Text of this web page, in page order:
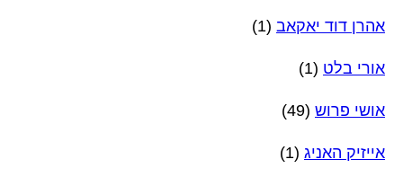
אהרן דוד יאקאב (1)
אורי בלט (1)
אושי פרוש (49)
אייזיק האניג (1)